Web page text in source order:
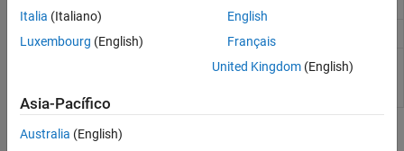
clibRelease Release C++ object from
Underlying numeric value for C++
enumeration object created in
Temas
Italia (Italiano)
Luxembourg (English)
English
Français
United Kingdom(English)
Asia-Pacífico
Australia (English)